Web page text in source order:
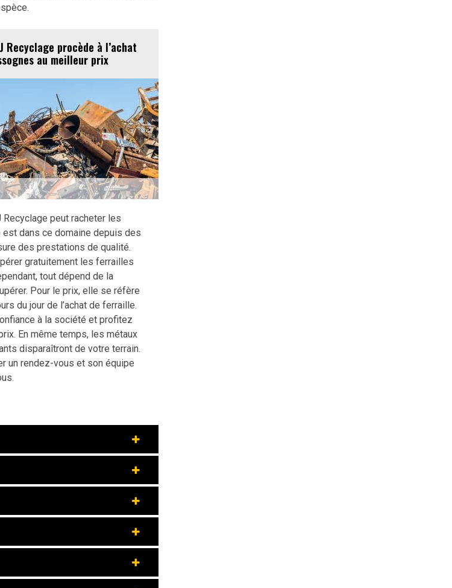
Recyclage procède à l’achat
au meilleur prix
Recyclage peut racheter les
dans ce domaine depuis des
des prestations de qualité.
gratuitement les ferrailles
tout dépend de la
Pour le prix, elle se réfère
du jour de l’achat de ferraille.
à la société et profitez
En même temps, les métaux
disparaîtront de votre terrain.
un rendez-vous et son équipe